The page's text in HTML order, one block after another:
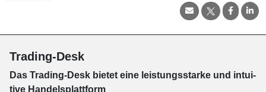
Trading-Desk
Das Trading-Desk bie­tet eine leis­tungs­star­ke und in­tui­
tive Han­dels­platt­form